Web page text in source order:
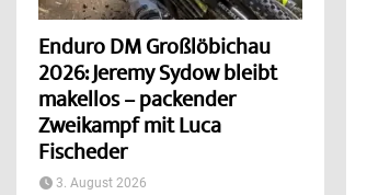
Enduro DM Großlöbichau
2026: Jeremy Sydow bleibt
makellos – packender
Zweikampf mit Luca
Fischeder
3. August 2026